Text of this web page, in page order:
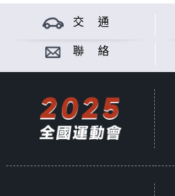
交 通
聯 絡